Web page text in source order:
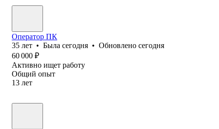
Оператор ПК
35 лет • Была сегодня • Обновлено сегодня
60 000 ₽
Активно ищет работу
Общий опыт
13 лет